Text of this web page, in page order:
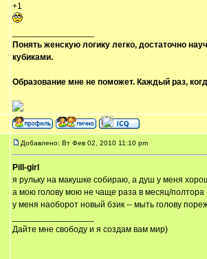
+1
Понять женскую логику легко, достаточно
кубиками.
Образование мне не поможет. Каждый раз,
Добавлено: Вт Фев 02, 2010 11:10 pm
Pill-girl
я рульку на макушке собираю, а душ у меня
а мою голову мою не чаще раза в месяц/полтора
у меня наоборот новый бзик -- мыть голову
Дайте мне свободу и я создам вам мир)